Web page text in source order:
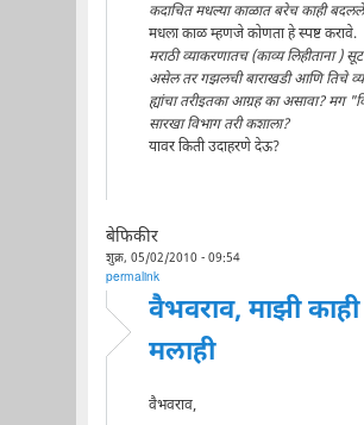
कदाचित मधल्या काळात बरेच काही
मधला काळ म्हणजे कोणता हे स्पष्ट करावे.
मराठी व्याकरणातच (काव्य लिहीताना )
असेल तर गझलची बाराखडी आणि तिचे
ह्यांचा तरीइतका आग्रह का असावा? मग
सारखा विभाग तरी कशाला?
यावर किती उदाहरणे देऊ?
बेफिकीर
शुक्र, 05/02/2010 - 09:54
permalink
वैभवराव, माझी
मलाही
वैभवराव,